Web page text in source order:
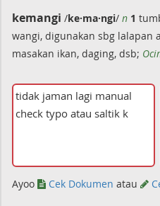
kemangi /ke·ma·ngi/ n 1
wangi, digunakan sbg lalapan
masakan ikan, daging, dsb;
Ayoo Cek Dokumen atau